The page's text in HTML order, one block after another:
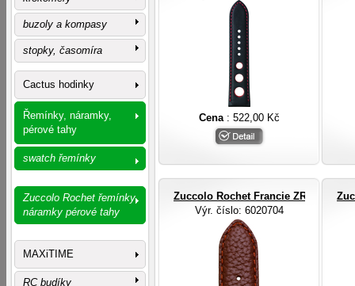
Cena : 522,00 Kč
Zuccolo Rochet Francie ZRC
Výr. číslo: 6020704
buzoly a kompasy
stopky, časomíra
Cactus hodinky
Řemínky, náramky,
pérové tahy
swatch řemínky
Zuccolo Rochet řemínky
náramky pérové tahy
MAXiTIME
RC budíky